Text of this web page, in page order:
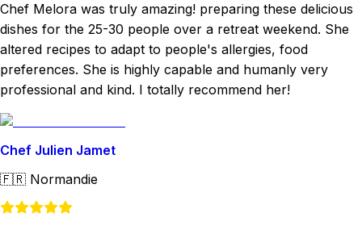
Chef Melora was truly amazing! preparing these delicious
dishes for the 25-30 people over a retreat weekend. She
altered recipes to adapt to people's allergies, food
preferences. She is highly capable and humanly very
professional and kind. I totally recommend her!
Chef Julien Jamet
🇫🇷 Normandie